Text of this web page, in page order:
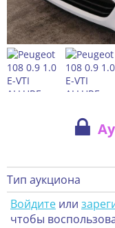
Тип аукциона
Войдите или
чтобы